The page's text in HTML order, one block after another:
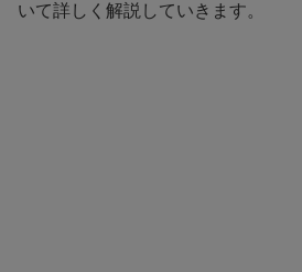
いて詳しく解説していきます。